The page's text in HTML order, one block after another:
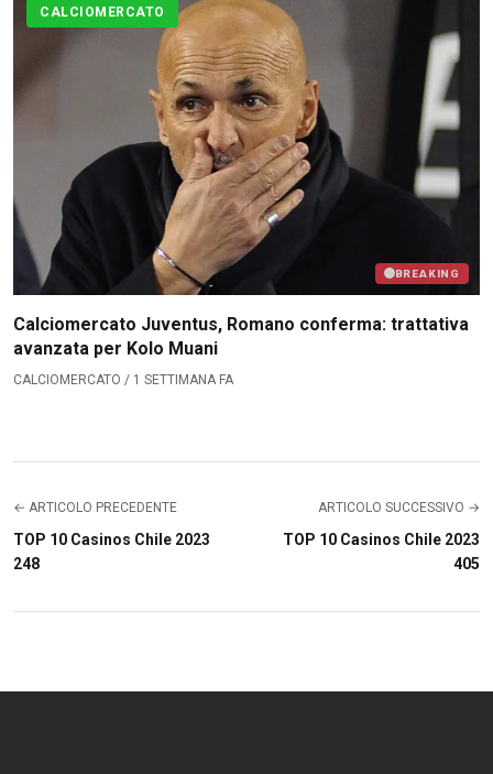
BREAKING
CALCIOMERCATO
Calciomercato Juventus, Romano conferma: trattativa
avanzata per Kolo Muani
CALCIOMERCATO / 1 SETTIMANA FA
← ARTICOLO PRECEDENTE
TOP 10 Casinos Chile 2023
248
ARTICOLO SUCCESSIVO →
TOP 10 Casinos Chile 2023
405